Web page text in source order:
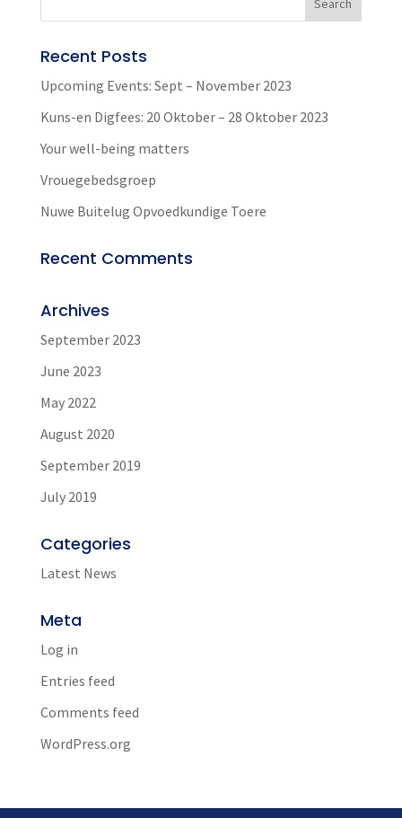
Recent Posts
Upcoming Events: Sept – November 2023
Kuns-en Digfees: 20 Oktober – 28 Oktober 2023
Your well-being matters
Vrouegebedsgroep
Nuwe Buitelug Opvoedkundige Toere
Recent Comments
Archives
September 2023
June 2023
May 2022
August 2020
September 2019
July 2019
Categories
Latest News
Meta
Log in
Entries feed
Comments feed
WordPress.org